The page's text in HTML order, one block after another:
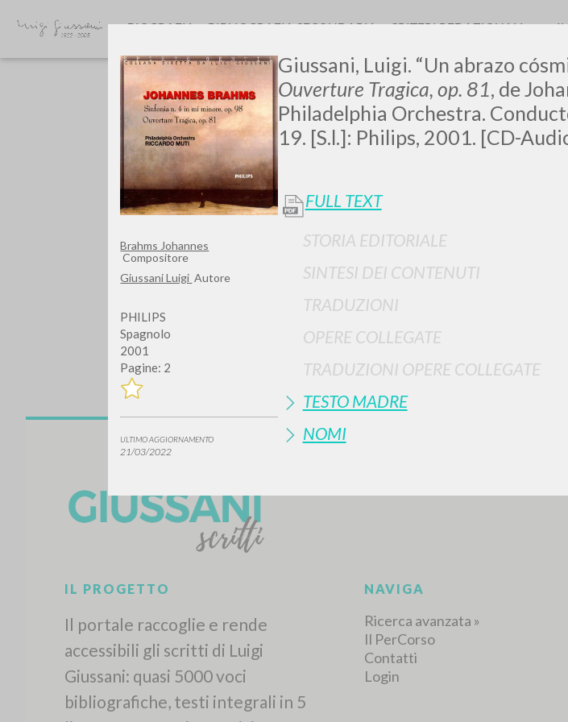
Brahms Johannes
Compositore
Giussani Luigi Autore
PHILIPS
Spagnolo
2001
Pagine: 2
ULTIMO AGGIORNAMENTO
21/03/2022
Giussani, Luigi. “Un abrazo
Ouverture Tragica, op. 81, de
Philadelphia Orchestra.
19. [S.l.]: Philips, 2001. [CD-
FULL TEXT
STORIA EDITORIALE
SINTESI DEI CONTENUTI
TRADUZIONI
OPERE COLLEGATE
TRADUZIONI OPERE COLLEGATE
TESTO MADRE
NOMI
BIOGRAFIA BIBLIOGRAFIA SECONDARIA CRITERI REDAZIONALI
Vuoi risultati ancora più precisi? Utilizza
0
Visualizza dettagli
TIPOLOGIA OPERA
IL PROGETTO
Il portale raccoglie e rende
NAVIGA